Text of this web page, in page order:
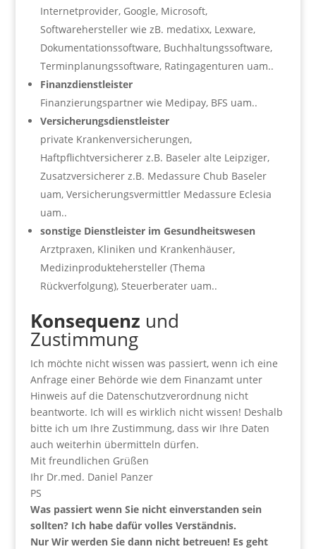
Internetprovider, Google, Microsoft,
Softwarehersteller wie zB. medatixx, Lexware,
Dokumentationssoftware, Buchhaltungssoftware,
Terminplanungssoftware, Ratingagenturen uam..
Finanzdienstleister
Finanzierungspartner wie Medipay, BFS uam..
Versicherungsdienstleister
private Krankenversicherungen,
Haftpflichtversicherer z.B. Baseler alte Leipziger,
Zusatzversicherer z.B. Medassure Chub Baseler
uam, Versicherungsvermittler Medassure Eclesia
uam..
sonstige Dienstleister im Gesundheitswesen
Arztpraxen, Kliniken und Krankenhäuser,
Medizinproduktehersteller (Thema
Rückverfolgung), Steuerberater uam..
Konsequenz und
Zustimmung
Ich möchte nicht wissen was passiert, wenn ich eine
Anfrage einer Behörde wie dem Finanzamt unter
Hinweis auf die Datenschutzverordnung nicht
beantworte. Ich will es wirklich nicht wissen! Deshalb
bitte ich um Ihre Zustimmung, dass wir Ihre Daten
auch weiterhin übermitteln dürfen.
Mit freundlichen Grüßen
Ihr Dr.med. Daniel Panzer
PS
Was passiert wenn Sie nicht einverstanden sein
sollten? Ich habe dafür volles Verständnis.
Nur Wir werden Sie dann nicht betreuen! Es geht